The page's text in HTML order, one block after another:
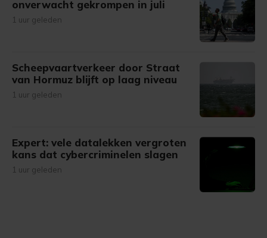
onverwacht gekrompen in juli
1 uur geleden
Scheepvaartverkeer door Straat
van Hormuz blijft op laag niveau
1 uur geleden
Expert: vele datalekken vergroten
kans dat cybercriminelen slagen
1 uur geleden